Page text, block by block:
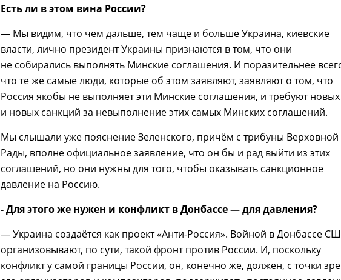
Есть ли в этом вина России?
— Мы видим, что чем дальше, тем чаще и больше Украина, киевские
власти, лично президент Украины признаются в том, что они
не собирались выполнять Минские соглашения. И поразительнее
что те же самые люди, которые об этом заявляют, заявляют о том, что
Россия якобы не выполняет эти Минские соглашения, и требуют новых
и новых санкций за невыполнение этих самых Минских соглашений.
Мы слышали уже пояснение Зеленского, причём с трибуны Верховной
Рады, вполне официальное заявление, что он бы и рад выйти из этих
соглашений, но они нужны для того, чтобы оказывать санкционное
давление на Россию.
- Для этого же нужен и конфликт в Донбассе — для давления?
— Украина создаётся как проект «Анти-Россия». Войной в Донбассе
организовывают, по сути, такой фронт против России. И, поскольку
конфликт у самой границы России, он, конечно же, должен, с точки